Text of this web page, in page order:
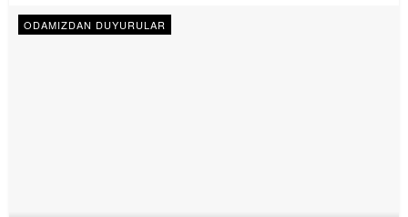
ODAMIZDAN DUYURULAR